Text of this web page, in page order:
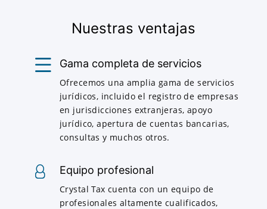
Nuestras ventajas
Gama completa de servicios
Ofrecemos una amplia gama de servicios
jurídicos, incluido el registro de empresas
en jurisdicciones extranjeras, apoyo
jurídico, apertura de cuentas bancarias,
consultas y muchos otros.
Equipo profesional
Crystal Tax cuenta con un equipo de
profesionales altamente cualificados,